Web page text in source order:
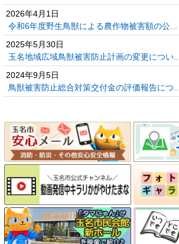
2026年4月1日
令和6年度野生鳥獣による農作物被害額の公...
2025年5月30日
玉名地域広域鳥獣被害防止計画の変更につい...
2024年9月5日
鳥獣被害防止総合対策交付金の評価報告につ...